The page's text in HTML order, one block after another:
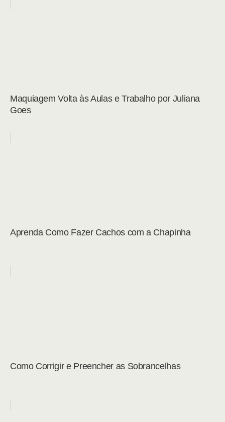
Maquiagem Volta às Aulas e Trabalho por Juliana
Goes
Aprenda Como Fazer Cachos com a Chapinha
Como Corrigir e Preencher as Sobrancelhas